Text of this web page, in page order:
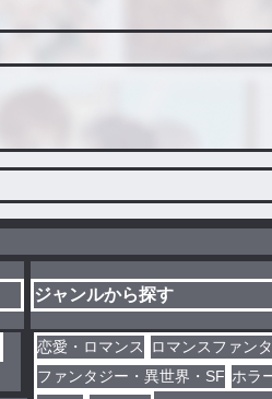
ジャンルから探す
恋愛・ロマンス
ロマンスファン
ファンタジー・異世界・SF ホラ